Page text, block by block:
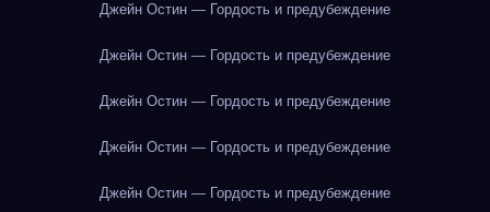
Джейн Остин — Гордость и предубеждение
Джейн Остин — Гордость и предубеждение
Джейн Остин — Гордость и предубеждение
Джейн Остин — Гордость и предубеждение
Джейн Остин — Гордость и предубеждение